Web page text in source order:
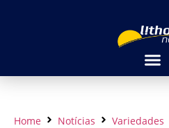
Home Notícias
Variedades